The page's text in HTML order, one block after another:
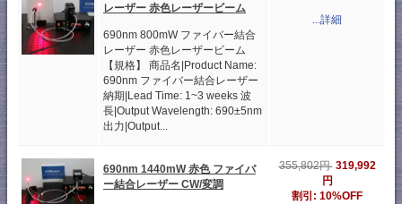
レーザー 赤色レーザービーム
690nm 800mW ファイバー結合
レーザー 赤色レーザービーム
【規格】 商品名|Product Name:
690nm ファイバー結合レーザー
納期|Lead Time: 1~3 weeks 波
長|Output Wavelength: 690±5nm
出力|Output...
...詳細
690nm 1440mW 赤色 ファイバ
ー結合レーザー CW/変調
355,802円 319,992
円
割引: 10%OFF